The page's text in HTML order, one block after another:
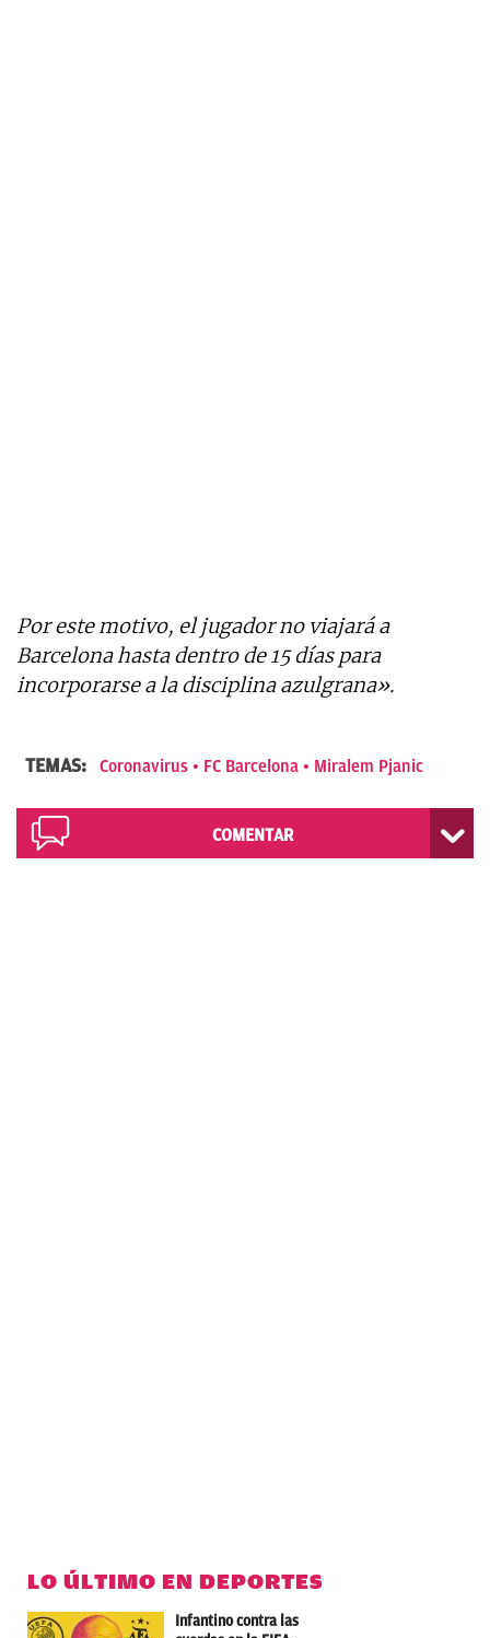
Por este motivo, el jugador no viajará a
Barcelona hasta dentro de 15 días para
incorporarse a la disciplina azulgrana».
TEMAS: Coronavirus FC Barcelona Miralem Pjanic
COMENTAR
LO ÚLTIMO EN DEPORTES
Infantino contra las